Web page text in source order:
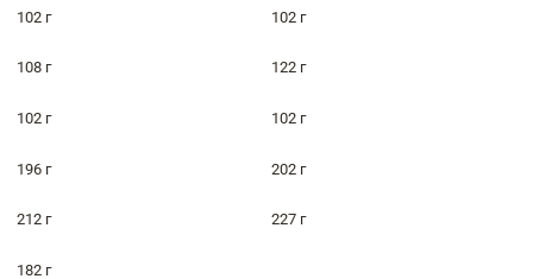
102 г 102 г
108 г 122 г
102 г 102 г
196 г 202 г
212 г 227 г
182 г